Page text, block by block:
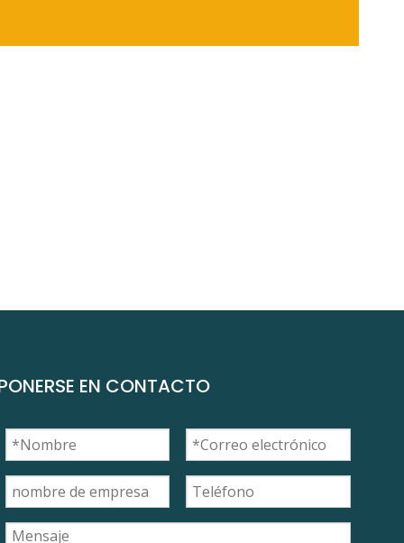
EN CONTACTO